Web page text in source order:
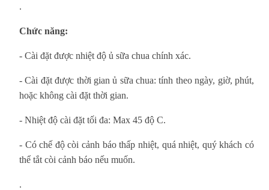
.
Chức năng:
- Cài đặt được nhiệt độ ủ sữa chua chính xác.
- Cài đặt được thời gian ủ sữa chua: tính theo ngày, giờ, phút,
hoặc không cài đặt thời gian.
- Nhiệt độ cài đặt tối đa: Max 45 độ C.
- Có chế độ còi cảnh báo thấp nhiệt, quá nhiệt, quý khách có
thể tắt còi cảnh báo nếu muốn.
.